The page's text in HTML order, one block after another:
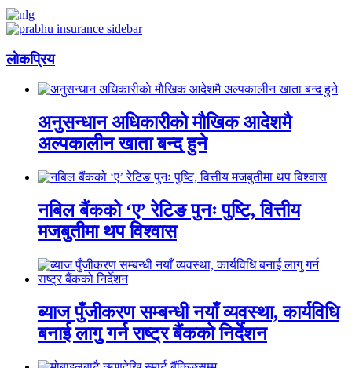
लाेकप्रिय
अनुसन्धान अधिकारीकाे माैखिक आदेशमै
अल्पकालीन खाता बन्द हुने
नबिल बैंकको ‘ए’ रेटिङ पुनः पुष्टि, वित्तीय
मजबुतीमा थप विश्वास
ब्याज पुँजीकरण सम्बन्धी नयाँ व्यवस्था, कार्यविधि
बनाई लागु गर्न राष्ट्र बैंकको निर्देशन